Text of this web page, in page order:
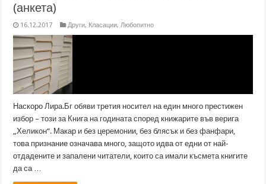
(анкета)
16.12.2017 Други, Класации,Любопитно
Наскоро Лира.Бг обяви третия носител на един много престижен
избор – този за Книга на годината според книжарите във верига
„Хеликон“. Макар и без церемонии, без блясък и без фанфари,
това признание означава много, защото идва от едни от най-
отдадените и запалени читатели, които са имали късмета книгите
да са …